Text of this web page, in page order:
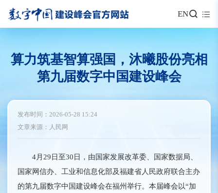
EN
算力筑基智算强国，沐曦股份亮相
第九届数字中国建设峰会
发布时间：2026-05-28 15:24
文章来源：人民网
4月29日至30日，由国家发展改革委、国家数据局、
国家网信办、工业和信息化部及福建省人民政府联合主办
的第九届数字中国建设峰会在福州举行。本届峰会以“加